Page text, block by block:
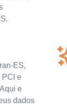
ES,
PCI e
e
dados